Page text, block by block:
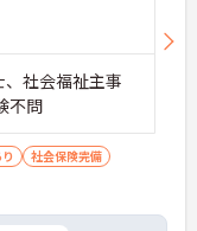
社会福祉主事
不問
社会保険完備